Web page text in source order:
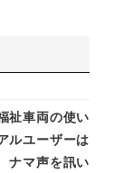
祉車両の使い
ルユーザーは
ナマ声を訊い